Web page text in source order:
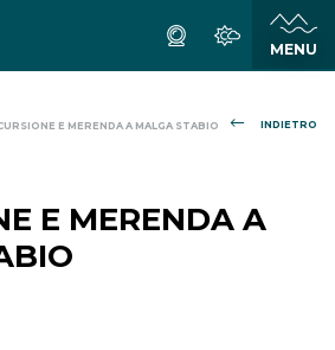
INDIETRO
E MERENDA A MALGA STABIO
E MERENDA A